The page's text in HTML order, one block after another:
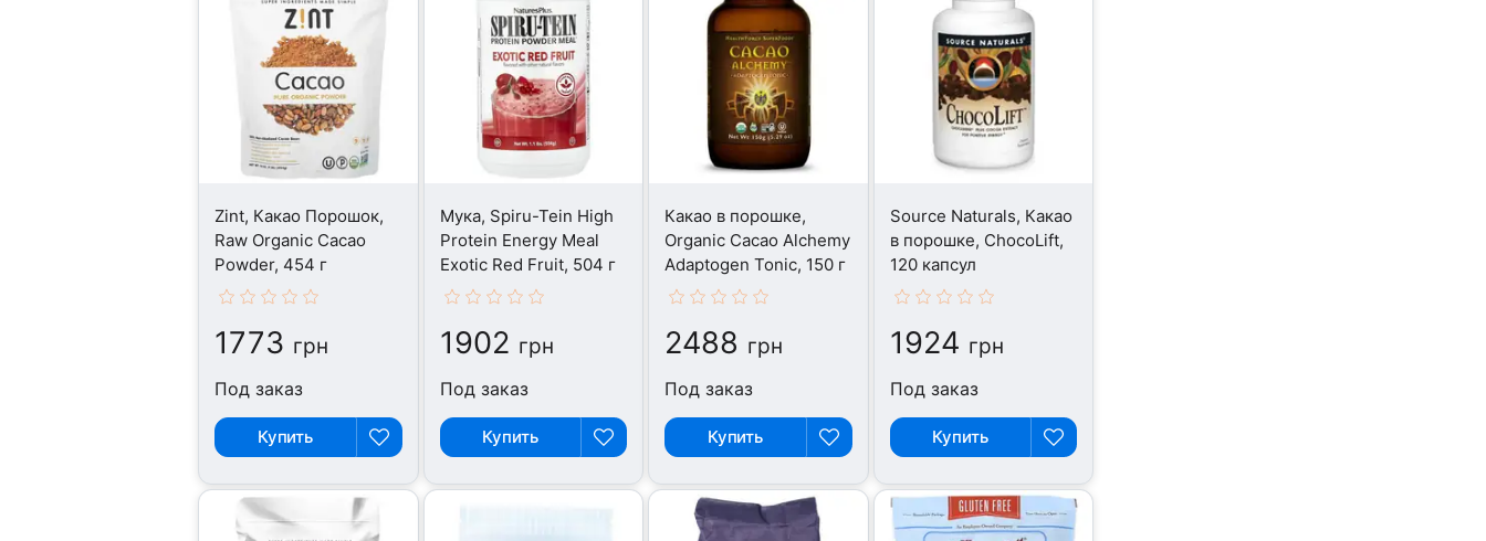
Zint, Какао Порошок,
Raw Organic Cacao
Powder, 454 г
1773 грн
Под заказ
Купить
Мука, Spiru-Tein High
Protein Energy Meal
Exotic Red Fruit, 504 г
1902 грн
Под заказ
Купить
Какао в порошке,
Organic Cacao Alchemy
Adaptogen Tonic, 150 г
2488 грн
Под заказ
Купить
Source Naturals, Какао
в порошке, ChocoLift,
120 капсул
1924 грн
Под заказ
Купить